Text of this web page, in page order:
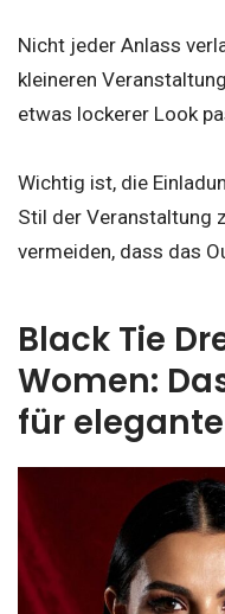
Nicht jeder Anlass
kleineren
etwas lockerer Look
Wichtig ist, die
Stil der Veranstaltung
vermeiden, dass das
Black Tie
Women:
für